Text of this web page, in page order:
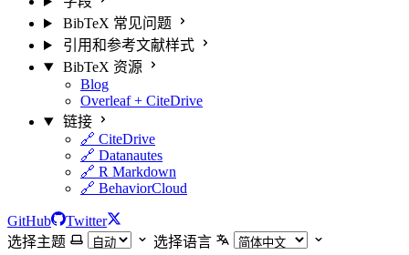
BibTeX 常见问题
引用和参考文献样式
BibTeX 资源
Blog
Overleaf + CiteDrive
链接
🔗 CiteDrive
🔗 Datanautes
🔗 R Markdown
🔗 BehaviorCloud
GitHub
Twitter
选择主题
选择语言